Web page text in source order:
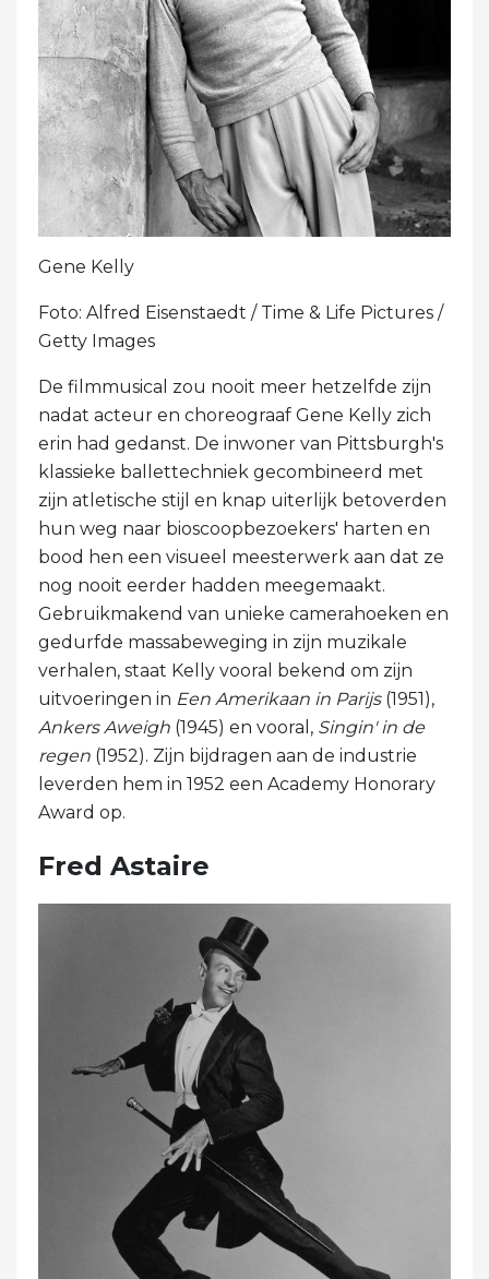
Gene Kelly
Foto: Alfred Eisenstaedt / Time & Life Pictures /
Getty Images
De filmmusical zou nooit meer hetzelfde zijn
nadat acteur en choreograaf Gene Kelly zich
erin had gedanst. De inwoner van Pittsburgh's
klassieke ballettechniek gecombineerd met
zijn atletische stijl en knap uiterlijk betoverden
hun weg naar bioscoopbezoekers' harten en
bood hen een visueel meesterwerk aan dat ze
nog nooit eerder hadden meegemaakt.
Gebruikmakend van unieke camerahoeken en
gedurfde massabeweging in zijn muzikale
verhalen, staat Kelly vooral bekend om zijn
uitvoeringen in Een Amerikaan in Parijs(1951),
Ankers Aweigh (1945) en vooral, Singin' in de
regen (1952). Zijn bijdragen aan de industrie
leverden hem in 1952 een Academy Honorary
Award op.
Fred Astaire